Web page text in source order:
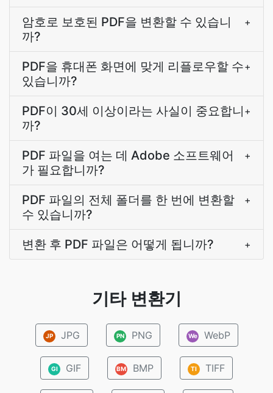
암호로 보호된 PDF을 변환할 수 있습니
까?
+
PDF을 휴대폰 화면에 맞게 리플로우할 수
있습니까?
+
PDF이 30세 이상이라는 사실이 중요합니
까?
+
PDF 파일을 여는 데 Adobe 소프트웨어
가 필요합니까?
+
PDF 파일의 전체 폴더를 한 번에 변환할
수 있습니까?
+
변환 후 PDF 파일은 어떻게 됩니까? +
기타 변환기
JP JPG PN PNG We WebP
GI GIF BM BMP TI TIFF